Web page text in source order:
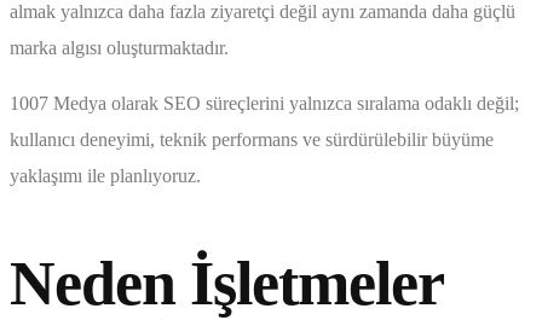
almak yalnızca daha fazla ziyaretçi değil aynı zamanda daha güçlü
marka algısı oluşturmaktadır.
1007 Medya olarak SEO süreçlerini yalnızca sıralama odaklı değil;
kullanıcı deneyimi, teknik performans ve sürdürülebilir büyüme
yaklaşımı ile planlıyoruz.
Neden İşletmeler